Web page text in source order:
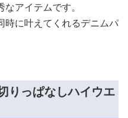
アイテムです。
時に叶えてくれるデニムパ
りっぱなしハイウエ